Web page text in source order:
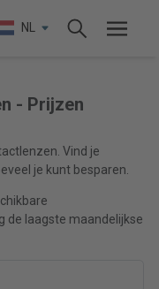
NL
- Prijzen
Vind je
je kunt besparen.
de laagste maandelijkse